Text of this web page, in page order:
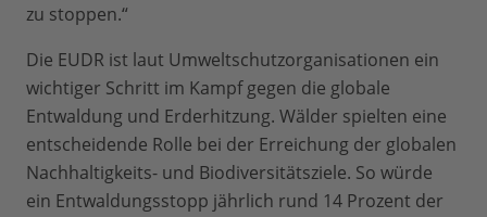
zu stoppen.“
Die EUDR ist laut Umweltschutzorganisationen ein
wichtiger Schritt im Kampf gegen die globale
Entwaldung und Erderhitzung. Wälder spielten eine
entscheidende Rolle bei der Erreichung der globalen
Nachhaltigkeits- und Biodiversitätsziele. So würde
ein Entwaldungsstopp jährlich rund 14 Prozent der